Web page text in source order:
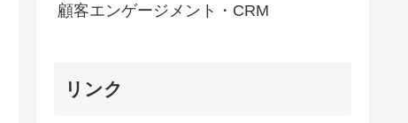
顧客エンゲージメント・CRM
リンク